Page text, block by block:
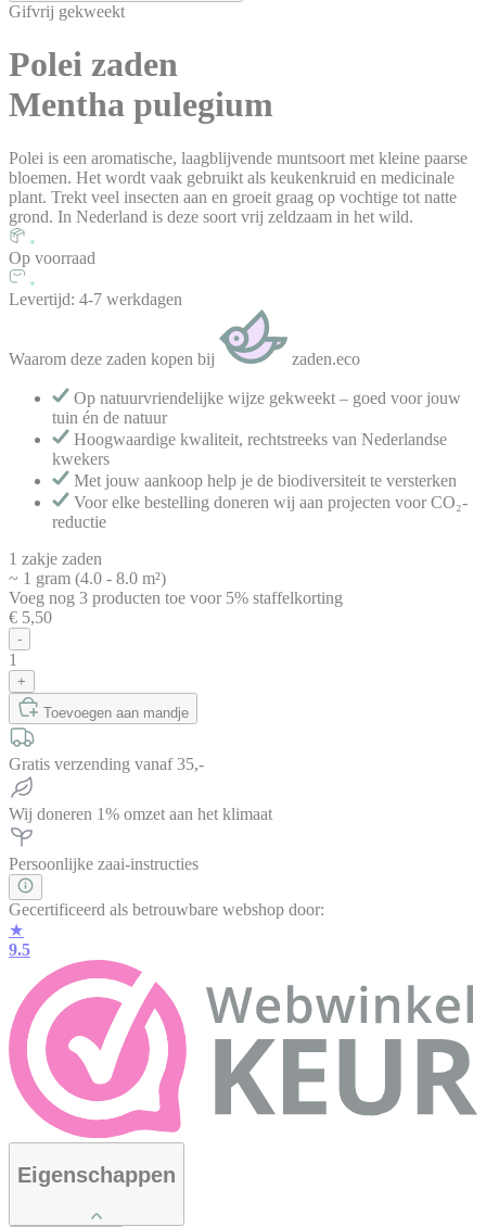
Gifvrij gekweekt
Polei zaden
Mentha pulegium
Polei is een aromatische, laagblijvende muntsoort met kleine paarse
bloemen. Het wordt vaak gebruikt als keukenkruid en medicinale
plant. Trekt veel insecten aan en groeit graag op vochtige tot natte
grond. In Nederland is deze soort vrij zeldzaam in het wild.
Op voorraad
Levertijd: 4-7 werkdagen
Waarom deze zaden kopen bij zaden.eco
Op natuurvriendelijke wijze gekweekt – goed voor jouw
tuin én de natuur
Hoogwaardige kwaliteit, rechtstreeks van Nederlandse
kwekers
Met jouw aankoop help je de biodiversiteit te versterken
Voor elke bestelling doneren wij aan projecten voor CO₂-
reductie
1 zakje zaden
~ 1 gram (4.0 - 8.0 m²)
Voeg nog 3 producten toe voor 5% staffelkorting
€ 5,50
-
1
+
Toevoegen aan mandje
Gratis verzending vanaf 35,-
Wij doneren 1% omzet aan het klimaat
Persoonlijke zaai-instructies
Gecertificeerd als betrouwbare webshop door:
★
9.5
Eigenschappen